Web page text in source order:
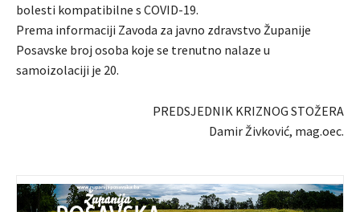
bolesti kompatibilne s COVID-19.
Prema informaciji Zavoda za javno zdravstvo Županije
Posavske broj osoba koje se trenutno nalaze u
samoizolaciji je 20.
PREDSJEDNIK KRIZNOG STOŽERA
Damir Živković, mag.oec.